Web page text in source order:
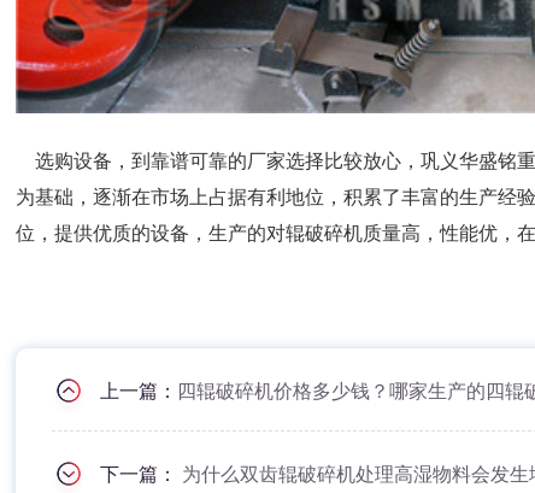
选购设备，到靠谱可靠的厂家选择比较放心，巩义华盛铭
为基础，逐渐在市场上占据有利地位，积累了丰富的生产经
位，提供优质的设备，生产的对辊破碎机质量高，性能优，
上一篇： 四辊破碎机价格多少钱？哪家生产的四辊
下一篇： 为什么双齿辊破碎机处理高湿物料会发生